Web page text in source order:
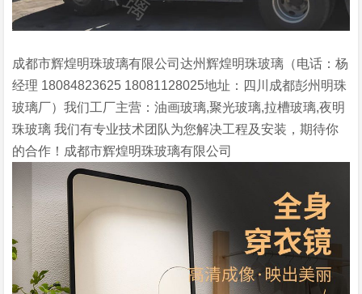
成都市辉煌明珠玻璃有限公司达州辉煌明珠玻璃（电话：杨
经理 18084823625 18081128025地址：四川成都彭州明珠
玻璃厂）我们工厂主营：油画玻璃,聚光玻璃,拉槽玻璃,夜明
珠玻璃 我们有专业技术团队为您解决工程及安装，期待你
的合作！成都市辉煌明珠玻璃有限公司